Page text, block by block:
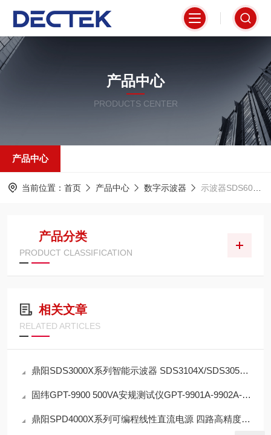
产品中心
PRODUCTS CENTER
产品中心
当前位置： 首页 产品中心 数字示波器 示波器SDS6000L系列
产品分类
PRODUCT CLASSIFICATION
相关文章
RELATED ARTICLES
鼎阳SDS3000X系列智能示波器 SDS3104X/SDS3054X 4模拟通道+16数字通道 4 G
固纬GPT-9900 500VA安规测试仪GPT-9901A-9902A-9903A-9904 具Interlock功能
鼎阳SPD4000X系列可编程线性直流电源 四路高精度电源独立可控